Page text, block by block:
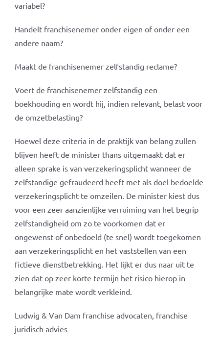
variabel?
Handelt franchisenemer onder eigen of onder een
andere naam?
Maakt de franchisenemer zelfstandig reclame?
Voert de franchisenemer zelfstandig een
boekhouding en wordt hij, indien relevant, belast voor
de omzetbelasting?
Hoewel deze criteria in de praktijk van belang zullen
blijven heeft de minister thans uitgemaakt dat er
alleen sprake is van verzekeringsplicht wanneer de
zelfstandige gefraudeerd heeft met als doel bedoelde
verzekeringsplicht te omzeilen. De minister kiest dus
voor een zeer aanzienlijke verruiming van het begrip
zelfstandigheid om zo te voorkomen dat er
ongewenst of onbedoeld (te snel) wordt toegekomen
aan verzekeringsplicht en het vaststellen van een
fictieve dienstbetrekking. Het lijkt er dus naar uit te
zien dat op zeer korte termijn het risico hierop in
belangrijke mate wordt verkleind.
Ludwig & Van Dam franchise advocaten, franchise
juridisch advies